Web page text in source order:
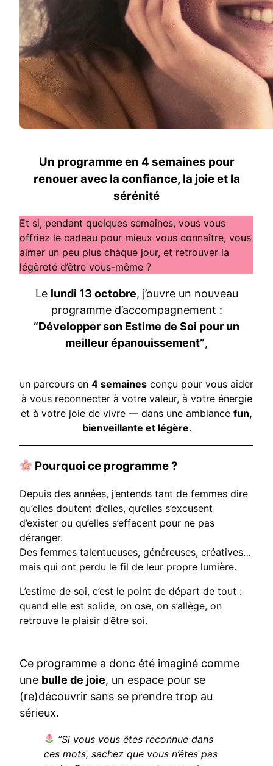
Un programme en 4 semaines pour
renouer avec la confiance, la joie et la
sérénité
Et si, pendant quelques semaines, vous vous
offriez le cadeau pour mieux vous connaître, vous
aimer un peu plus chaque jour, et retrouver la
légèreté d’être vous-même ?
Le lundi 13 octobre, j’ouvre un nouveau
programme d’accompagnement :
“Développer son Estime de Soi pour un
meilleur épanouissement”,
un parcours en 4 semaines conçu pour vous aider
à vous reconnecter à votre valeur, à votre énergie
et à votre joie de vivre — dans une ambiance fun,
bienveillante et légère.
Pourquoi ce programme ?
Depuis des années, j’entends tant de femmes dire
qu’elles doutent d’elles, qu’elles s’excusent
d’exister ou qu’elles s’effacent pour ne pas
déranger.
Des femmes talentueuses, généreuses, créatives…
mais qui ont perdu le fil de leur propre lumière.
L’estime de soi, c’est le point de départ de tout :
quand elle est solide, on ose, on s’allège, on
retrouve le plaisir d’être soi.
Ce programme a donc été imaginé comme
une bulle de joie, un espace pour se
(re)découvrir sans se prendre trop au
sérieux.
“Si vous vous êtes reconnue dans
ces mots, sachez que vous n’êtes pas